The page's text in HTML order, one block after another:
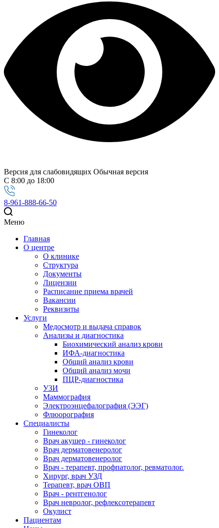
Версия для слабовидящих Обычная версия
С 8:00 до 18:00
8-961-888-66-50
Меню
Главная
О центре
О клинике
Структура
Документы
Лицензии
Расписание приема врачей
Вакансии
Реквизиты
Услуги
Медосмотр и выдача справок
Анализы и диагностика
Биохимический анализ крови
ИФА-диагностика
Общий анализ крови
Общий анализ мочи
ПЦР-диагностика
УЗИ
Маммография
Электроэнцефалография (ЭЭГ)
Флюорография
Специалисты
Гинеколог
Врач акушер - гинеколог
Врач дерматовенеролог
Врач дерматовенеролог
Врач - терапевт, профпатолог, ревматолог.
Хирург, врач УЗД
Терапевт, врач ОВП
Врач - рентгенолог
Врач невролог, рефлексотерапевт
Окулист
Пациентам